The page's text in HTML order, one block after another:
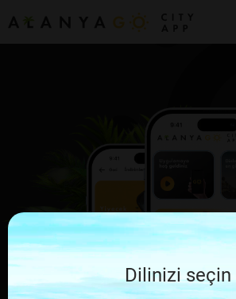
Dilinizi seçin